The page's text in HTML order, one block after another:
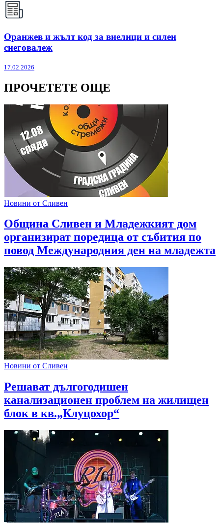
Оранжев и жълт код за виелици и силен
снеговалеж
17.02.2026
ПРОЧЕТЕТЕ ОЩЕ
Новини от Сливен
Община Сливен и Младежкият дом
организират поредица от събития по
повод Международния ден на младежта
Новини от Сливен
Решават дългогодишен
канализационен проблем на жилищен
блок в кв.„Клуцохор“